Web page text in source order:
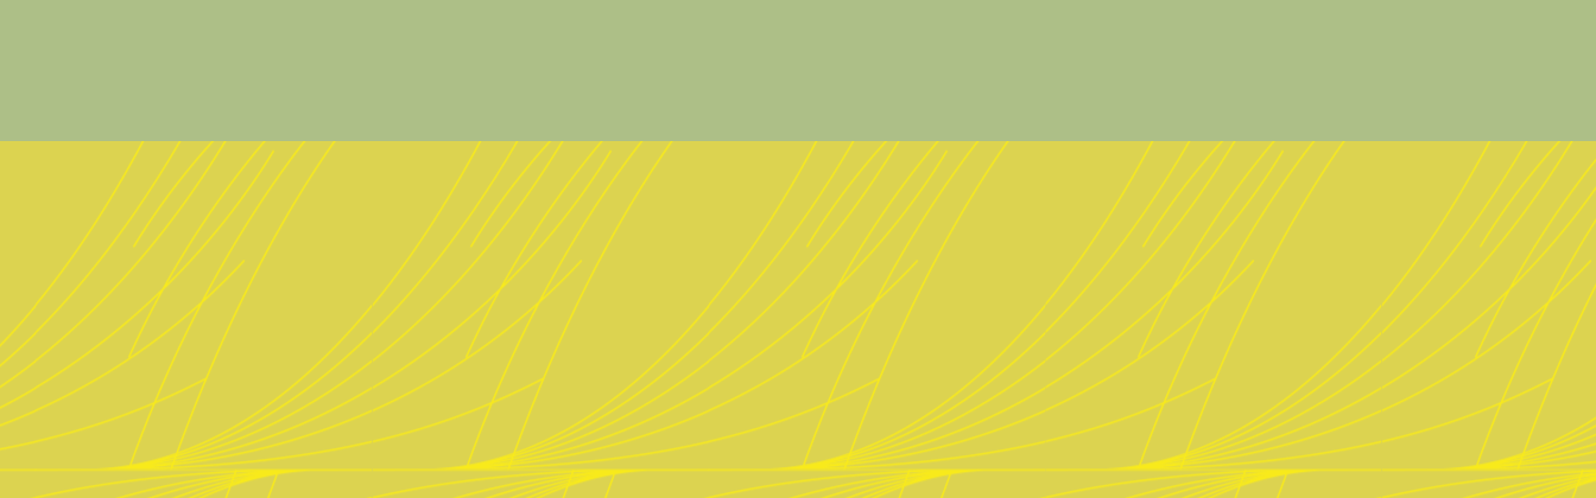
Speisen
Biere & Getränke
Reservieren
Impressum
Datenschutz